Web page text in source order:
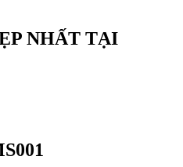
NHẤT TẠI